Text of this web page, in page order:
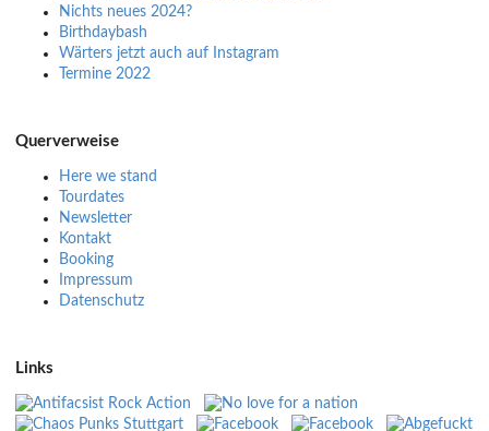
Nichts neues 2024?
Birthdaybash
Wärters jetzt auch auf Instagram
Termine 2022
Querverweise
Here we stand
Tourdates
Newsletter
Kontakt
Booking
Impressum
Datenschutz
Links